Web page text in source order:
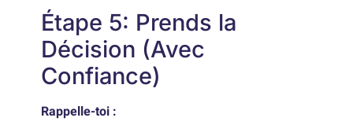
Étape 5: Prends la
Décision (Avec
Confiance)
Rappelle-toi :